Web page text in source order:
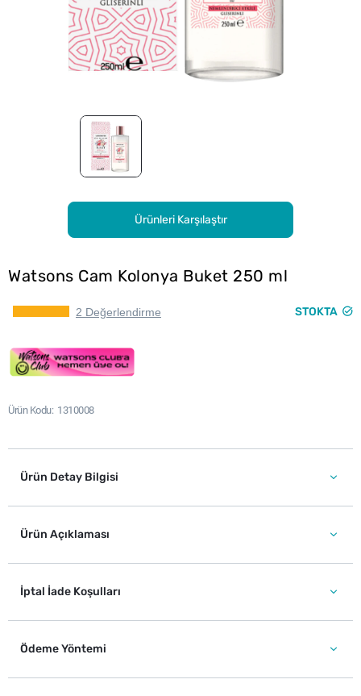
Ürünleri Karşılaştır
Watsons Cam Kolonya Buket 250 ml
2 Değerlendirme STOKTA
Ürün Kodu 1310008
Ürün Detay Bilgisi
Ürün Açıklaması
İptal İade Koşulları
Ödeme Yöntemi